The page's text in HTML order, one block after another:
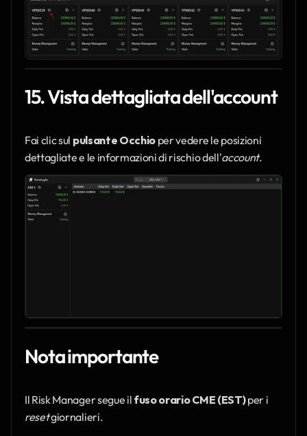
15. Vista dettagliata dell'account
Fai clic sul pulsante Occhio per vedere le posizioni
dettagliate e le informazioni di rischio dell'account.
Nota importante
Il Risk Manager segue il fuso orario CME (EST)
reset giornalieri.